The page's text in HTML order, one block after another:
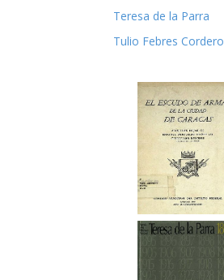
Teresa de la Parra
Tulio Febres Cordero